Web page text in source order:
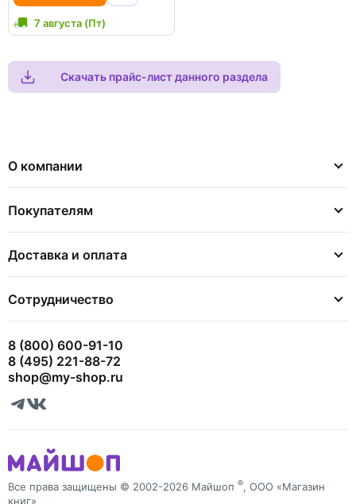
7 августа (Пт)
Скачать прайс-лист данного раздела
О компании
Покупателям
Доставка и оплата
Сотрудничество
8 (800) 600-91-10
8 (495) 221-88-72
shop@my-shop.ru
Все права защищены © 2002-2026 Майшоп ®, ООО «Магазин
книг»